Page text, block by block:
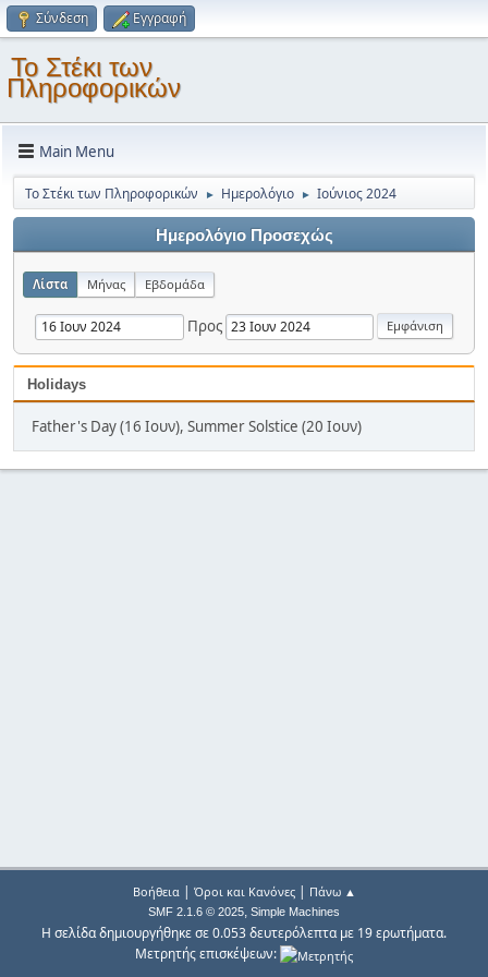
Σύνδεση Εγγραφή
Το Στέκι των
Πληροφορικών
Main Menu
Το Στέκι των Πληροφορικών ► Ημερολόγιο ► Ιούνιος 2024
Ημερολόγιο Προσεχώς
Λίστα Μήνας Εβδομάδα
Προς
Holidays
Father's Day (16 Ιουν), Summer Solstice (20 Ιουν)
Βοήθεια| Όροι και Κανόνες| Πάνω ▲
SMF 2.1.6 © 2025, Simple Machines
Η σελίδα δημιουργήθηκε σε 0.053 δευτερόλεπτα με 19 ερωτήματα.
Μετρητής επισκέψεων: